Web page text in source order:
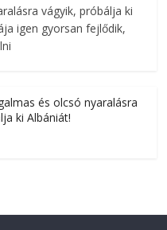
vágyik, próbálja ki
igen gyorsan fejlődik,
és olcsó nyaralásra
ki Albániát!